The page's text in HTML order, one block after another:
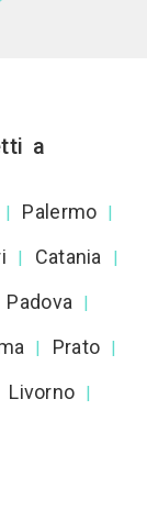
a
| Palermo |
| Catania |
Padova |
| Prato |
Livorno |